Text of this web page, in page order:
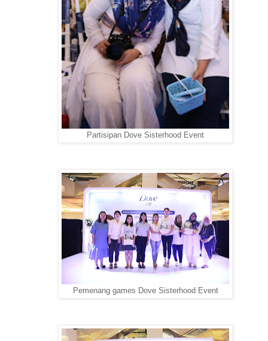
Partisipan Dove Sisterhood Event
Pemenang games Dove Sisterhood Event